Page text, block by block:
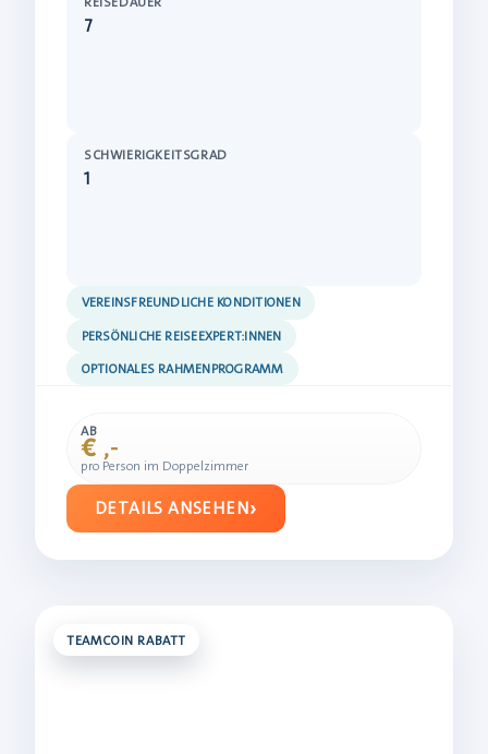
7
SCHWIERIGKEITSGRAD
1
VEREINSFREUNDLICHE KONDITIONEN
PERSÖNLICHE REISEEXPERT:INNEN
OPTIONALES RAHMENPROGRAMM
AB
€ ,-
pro Person im Doppelzimmer
DETAILS ANSEHEN
TEAMCOIN RABATT